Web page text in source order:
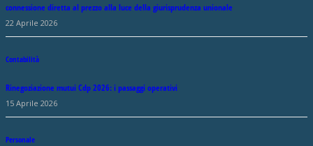
connessione diretta al prezzo alla luce della giurisprudenza unionale
22 Aprile 2026
Contabilità
Rinegoziazione mutui Cdp 2026: i passaggi operativi
15 Aprile 2026
Personale